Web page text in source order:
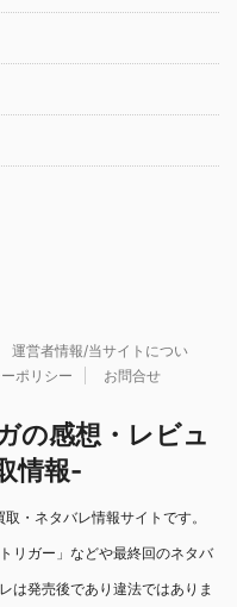
運営者情報/当サイトについ
ポリシー お問合せ
の感想・レビュ
情報-
・ネタバレ情報サイトです。
リガー」などや最終回のネタバ
は発売後であり違法ではありま